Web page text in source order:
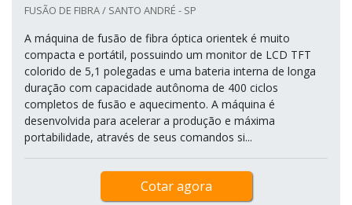
FUSÃO DE FIBRA / SANTO ANDRÉ - SP
A máquina de fusão de fibra óptica orientek é muito
compacta e portátil, possuindo um monitor de LCD TFT
colorido de 5,1 polegadas e uma bateria interna de longa
duração com capacidade autônoma de 400 ciclos
completos de fusão e aquecimento. A máquina é
desenvolvida para acelerar a produção e máxima
portabilidade, através de seus comandos si...
Cotar agora